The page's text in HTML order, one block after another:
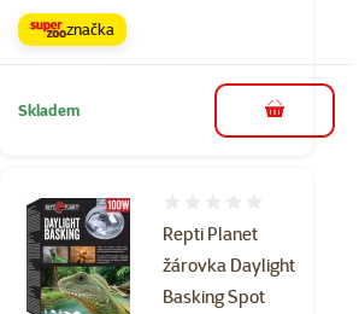
značka
Skladem do košíku
Repti Planet
žárovka Daylight
Basking Spot